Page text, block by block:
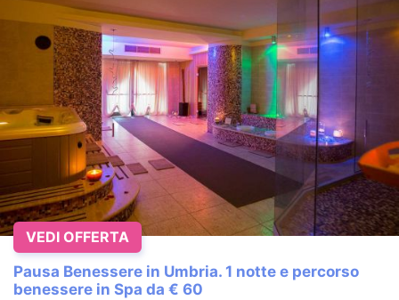
Pausa Benessere in Umbria. 1 notte e percorso
benessere in Spa da € 60
VEDI OFFERTA